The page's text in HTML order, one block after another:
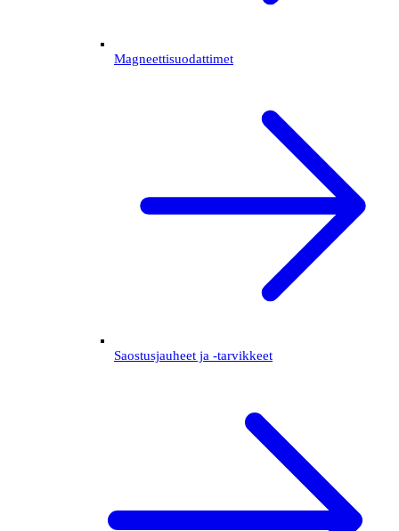
Magneettisuodattimet
Saostusjauheet ja -tarvikkeet